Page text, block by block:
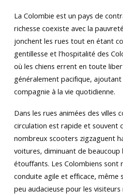
La Colombie estun pays de
richesse coexiste avec la
jonchent les rues tout en étant
gentillesse et l'hospitalité des
où les chiens errent en toute
généralement pacifique,
compagnie à la vie quotidienne.
Dans les rues animées des villes
circulation est rapide et souvent
nombreux scooters zigzaguent
voitures, diminuant de beaucoup
étouffants. Les Colombiens sont
conduite agile et efficace, même
peu audacieuse pour les visiteurs